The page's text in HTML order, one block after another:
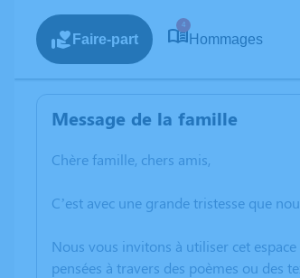
Faire-part
4
Hommages
Message de la famille
Chère famille, chers amis,
C’est avec une grande tristesse que
Nous vous invitons à utiliser cet
pensées à travers des poèmes ou des